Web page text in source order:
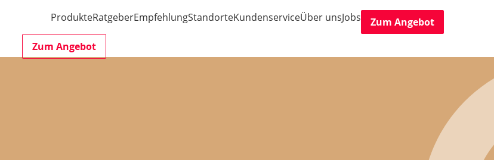
ProdukteRatgeberEmpfehlungStandorteKundenserviceÜber unsJobs
Zum Angebot
Zum Angebot